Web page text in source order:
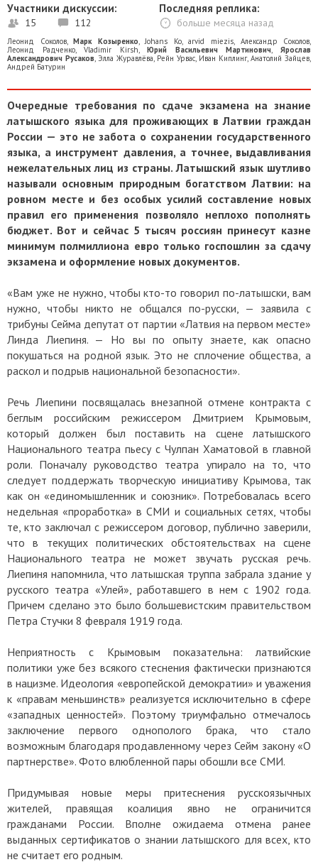
Участники дискуссии:
15 112
Последняя реплика:
больше месяца назад
Леонид Соколов,Марк Козыренко Johans Ko,arvid miezis, Александр Соколов
Леонид Радченко,Vladimir Kirsh ,Юрий Васильевич Мартинович ,Ярослав
Александрович Русаков Элла Журавлёва Рейн Урвас Иван Киплинг, Анатолий Зайцев
Андрей Батурин
Очередные требования по сдаче экзамена на знание
латышского языка для проживающих в Латвии граждан
России — это не забота о сохранении государственного
языка, а инструмент давления, а точнее, выдавливания
нежелательных лиц из страны. Латышский язык шутливо
называли основным природным богатством Латвии: на
ровном месте и без особых усилий составление новых
правил его применения позволяло неплохо пополнять
бюджет. Вот и сейчас 5 тысяч россиян принесут казне
минимум полмиллиона евро только госпошлин за сдачу
экзамена и оформление новых документов.
«Вам уже не нужно, чтобы кто-то говорил по-латышски, вам
нужно, чтобы никто не общался по-русски, — заявила с
трибуны Сейма депутат от партии «Латвия на первом месте»
Линда Лиепиня. — Но вы по опыту знаете, как опасно
покушаться на родной язык. Это не сплочение общества, а
раскол и подрыв национальной безопасности».
Речь Лиепини посвящалась внезапной отмене контракта с
беглым российским режиссером Дмитрием Крымовым,
который должен был поставить на сцене латышского
Национального театра пьесу с Чулпан Хаматовой в главной
роли. Поначалу руководство театра упирало на то, что
следует поддержать творческую инициативу Крымова, так
как он «единомышленник и союзник». Потребовалась всего
недельная «проработка» в СМИ и социальных сетях, чтобы
те, кто заключал с режиссером договор, публично заверили,
что в текущих политических обстоятельствах на сцене
Национального театра не может звучать русская речь.
Лиепиня напомнила, что латышская труппа забрала здание у
русского театра «Улей», работавшего в нем с 1902 года.
Причем сделано это было большевистским правительством
Петра Стучки 8 февраля 1919 года.
Неприятность с Крымовым показательна: латвийские
политики уже без всякого стеснения фактически признаются
в нацизме. Идеология «европейской демократии» и уважения
к «правам меньшинств» реализуется исключительно в сфере
«западных ценностей». Поэтому триумфально отмечалось
заключение первого однополого брака, что стало
возможным благодаря продавленному через Сейм закону «О
партнерстве». Фото влюбленной пары обошли все СМИ.
Придумывая новые меры притеснения русскоязычных
жителей, правящая коалиция явно не ограничится
гражданами России. Вполне ожидаема отмена ранее
выданных сертификатов о знании латышского для всех, кто
не считает его родным.